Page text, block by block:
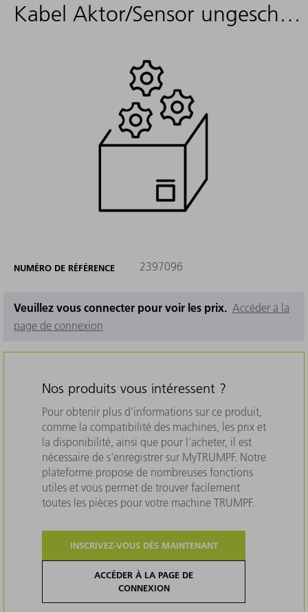
Kabel Aktor/Sensor ungeschirmt 4,5m - 2397096
NUMÉRO DE RÉFÉRENCE 2397096
Veuillez vous connecter pour voir les prix. Accéder à la
page de connexion
Nos produits vous intéressent ?
Pour obtenir plus d'informations sur ce produit,
comme la compatibilité des machines, les prix et
la disponibilité, ainsi que pour l'acheter, il est
nécessaire de s'enregistrer sur MyTRUMPF. Notre
plateforme propose de nombreuses fonctions
utiles et vous permet de trouver facilement
toutes les pièces pour votre machine TRUMPF.
INSCRIVEZ-VOUS DÈS MAINTENANT
ACCÉDER À LA PAGE DE
CONNEXION